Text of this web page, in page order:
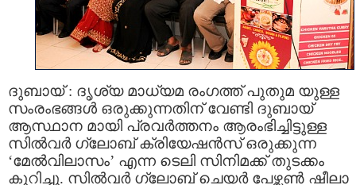
ദുബായ് : ദൃശ്യ മാധ്യമ രംഗത്ത്‌ പുതുമ യുള്ള
സംരംഭങ്ങള്‍ ഒരുക്കുന്നതിന് വേണ്ടി ദുബായ്
ആസ്ഥാന മായി പ്രവര്‍ത്തനം ആരംഭിച്ചിട്ടുള്ള
സില്‍വര്‍ ഗ്ലോബ് ക്രിയേഷന്‍സ് ഒരുക്കുന്ന
‘മേല്‍വിലാസം’ എന്ന ടെലി സിനിമക്ക് തുടക്കം
കുറിച്ചു. സില്‍വര്‍ ഗ്ലോബ് ചെയര്‍ പേഴ്സണ്‍ ഷീലാ